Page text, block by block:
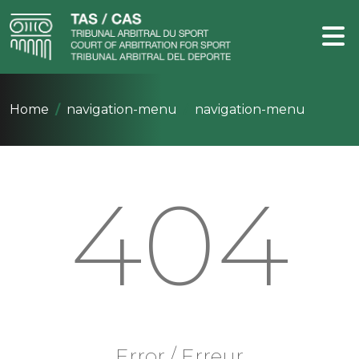
Home navigation-menu navigation-menu
404